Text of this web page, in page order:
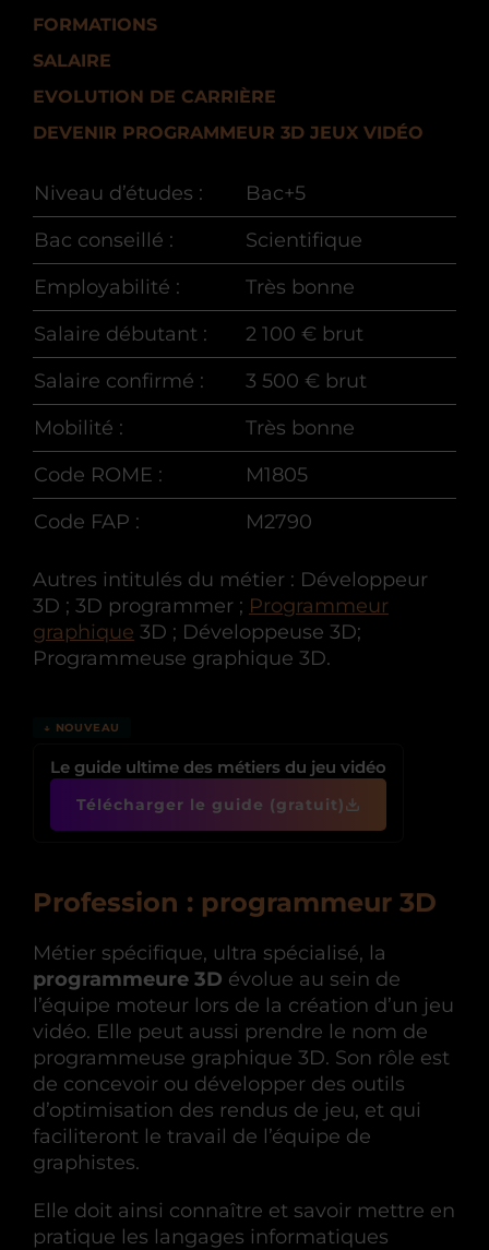
FORMATIONS
SALAIRE
EVOLUTION DE CARRIÈRE
DEVENIR PROGRAMMEUR 3D JEUX VIDÉO
Niveau d’études :
Bac+5
Bac conseillé :
Scientifique
Employabilité :
Très bonne
Salaire débutant :
2 100 € brut
Salaire confirmé :
3 500 € brut
Mobilité :
Très bonne
Code ROME :
M1805
Code FAP :
M2790
Autres intitulés du métier : Développeur
3D ; 3D programmer ; Programmeur
graphique 3D ; Développeuse 3D;
Programmeuse graphique 3D.
↓ NOUVEAU
Le guide ultime des métiers du jeu vidéo
Télécharger le guide (gratuit)
Profession : programmeur 3D
Métier spécifique, ultra spécialisé, la
programmeure 3D évolue au sein de
l’équipe moteur lors de la création d’un jeu
vidéo. Elle peut aussi prendre le nom de
programmeuse graphique 3D. Son rôle est
de concevoir ou développer des outils
d’optimisation des rendus de jeu, et qui
faciliteront le travail de l’équipe de
graphistes.
Elle doit ainsi connaître et savoir mettre en
pratique les langages informatiques